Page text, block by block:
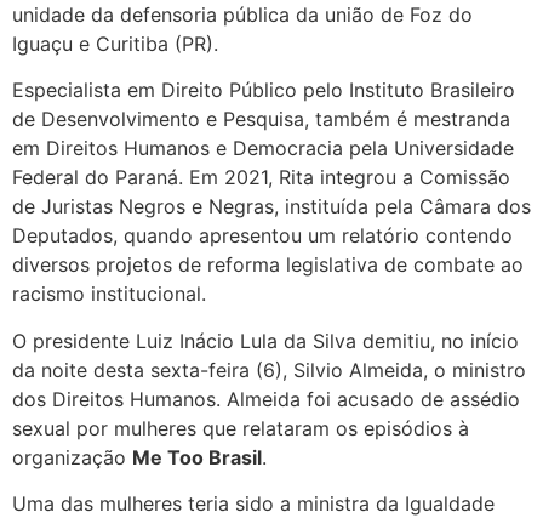
unidade da defensoria pública da união de Foz do
Iguaçu e Curitiba (PR).
Especialista em Direito Público pelo Instituto Brasileiro
de Desenvolvimento e Pesquisa, também é mestranda
em Direitos Humanos e Democracia pela Universidade
Federal do Paraná. Em 2021, Rita integrou a Comissão
de Juristas Negros e Negras, instituída pela Câmara dos
Deputados, quando apresentou um relatório contendo
diversos projetos de reforma legislativa de combate ao
racismo institucional.
O presidente Luiz Inácio Lula da Silva demitiu, no início
da noite desta sexta-feira (6), Silvio Almeida, o ministro
dos Direitos Humanos. Almeida foi acusado de assédio
sexual por mulheres que relataram os episódios à
organização Me Too Brasil.
Uma das mulheres teria sido a ministra da Igualdade